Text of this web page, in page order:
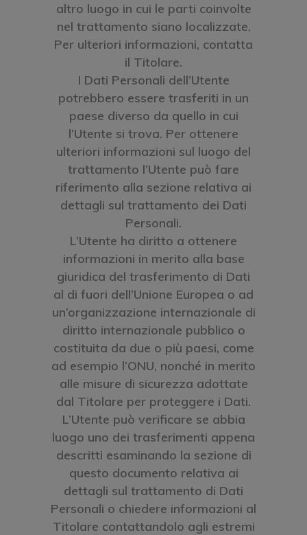
altro luogo in cui le parti coinvolte
nel trattamento siano localizzate.
Per ulteriori informazioni, contatta
il Titolare.
I Dati Personali dell’Utente
potrebbero essere trasferiti in un
paese diverso da quello in cui
l’Utente si trova. Per ottenere
ulteriori informazioni sul luogo del
trattamento l’Utente può fare
riferimento alla sezione relativa ai
dettagli sul trattamento dei Dati
Personali.
L’Utente ha diritto a ottenere
informazioni in merito alla base
giuridica del trasferimento di Dati
al di fuori dell’Unione Europea o ad
un’organizzazione internazionale di
diritto internazionale pubblico o
costituita da due o più paesi, come
ad esempio l’ONU, nonché in merito
alle misure di sicurezza adottate
dal Titolare per proteggere i Dati.
L’Utente può verificare se abbia
luogo uno dei trasferimenti appena
descritti esaminando la sezione di
questo documento relativa ai
dettagli sul trattamento di Dati
Personali o chiedere informazioni al
Titolare contattandolo agli estremi